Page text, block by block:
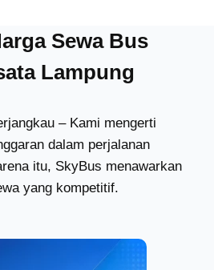
Sewa Bus
Lampung
– Kami mengerti
dalam perjalanan
itu, SkyBus menawarkan
yang kompetitif.